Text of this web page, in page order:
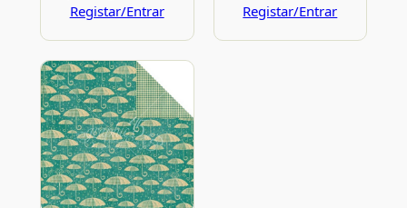
Registar/Entrar
Registar/Entrar